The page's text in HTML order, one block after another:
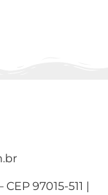
97015-511 |